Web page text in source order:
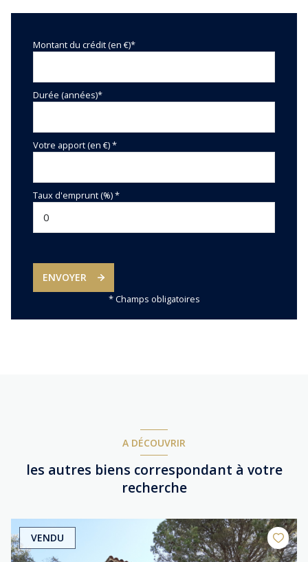
Montant du crédit (en €)*
Durée (années)*
Votre apport (en €) *
Taux d'emprunt (%) *
ENVOYER
* Champs obligatoires
A DÉCOUVRIR
les autres biens correspondant à votre
recherche
VENDU